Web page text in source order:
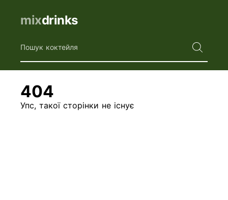
mixdrinks
Пошук коктейля
404
Упс, такої сторінки не існує